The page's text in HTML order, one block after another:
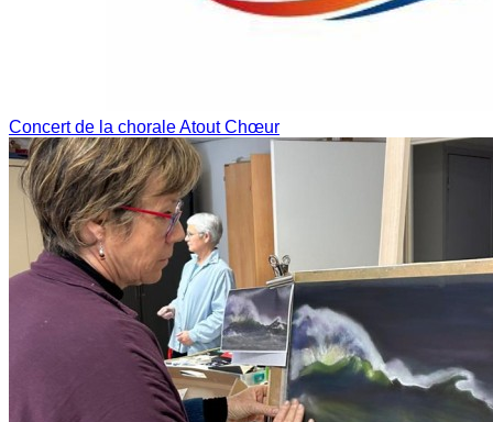
Concert de la chorale Atout Chœur